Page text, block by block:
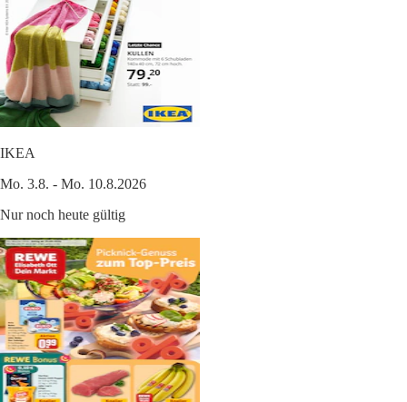
IKEA
Mo. 3.8. - Mo. 10.8.2026
Nur noch heute gültig